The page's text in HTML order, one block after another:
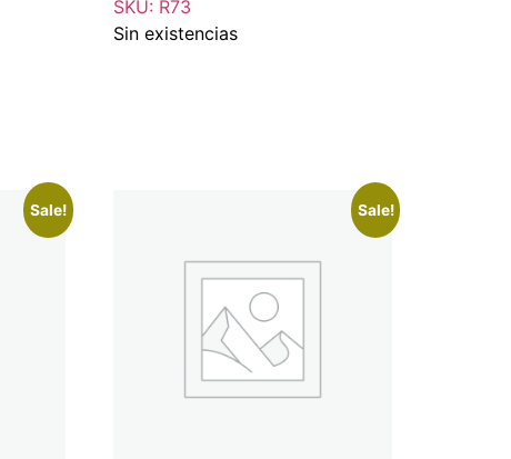
SKU: R73
Sin existencias
Sale! Sale!